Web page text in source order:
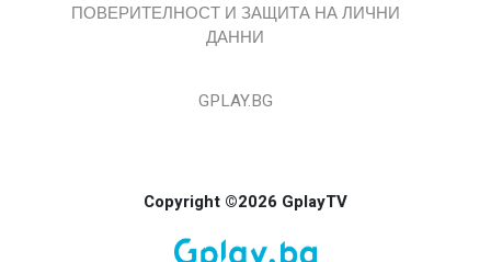
ПОВЕРИТЕЛНОСТ И ЗАЩИТА НА ЛИЧНИ
ДАННИ
GPLAY.BG
Copyright ©2026 GplayTV